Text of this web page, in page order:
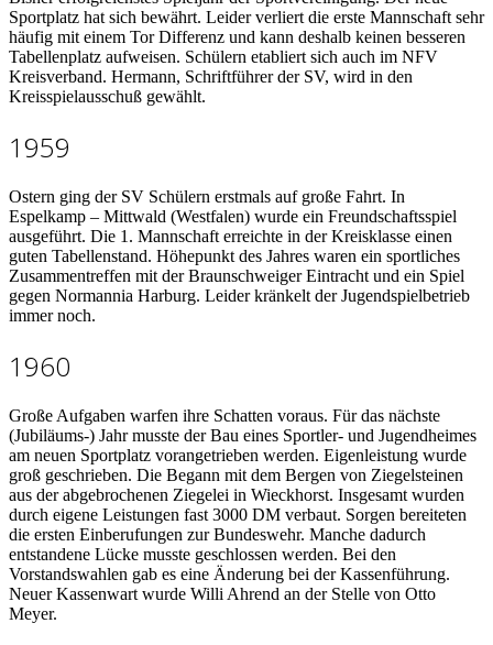
Sportplatz hat sich bewährt. Leider verliert die erste Mannschaft sehr
häufig mit einem Tor Differenz und kann deshalb keinen besseren
Tabellenplatz aufweisen. Schülern etabliert sich auch im NFV
Kreisverband. Hermann, Schriftführer der SV, wird in den
Kreisspielausschuß gewählt.
1959
Ostern ging der SV Schülern erstmals auf große Fahrt. In
Espelkamp – Mittwald (Westfalen) wurde ein Freundschaftsspiel
ausgeführt. Die 1. Mannschaft erreichte in der Kreisklasse einen
guten Tabellenstand. Höhepunkt des Jahres waren ein sportliches
Zusammentreffen mit der Braunschweiger Eintracht und ein Spiel
gegen Normannia Harburg. Leider kränkelt der Jugendspielbetrieb
immer noch.
1960
Große Aufgaben warfen ihre Schatten voraus. Für das nächste
(Jubiläums-) Jahr musste der Bau eines Sportler- und Jugendheimes
am neuen Sportplatz vorangetrieben werden. Eigenleistung wurde
groß geschrieben. Die Begann mit dem Bergen von Ziegelsteinen
aus der abgebrochenen Ziegelei in Wieckhorst. Insgesamt wurden
durch eigene Leistungen fast 3000 DM verbaut. Sorgen bereiteten
die ersten Einberufungen zur Bundeswehr. Manche dadurch
entstandene Lücke musste geschlossen werden. Bei den
Vorstandswahlen gab es eine Änderung bei der Kassenführung.
Neuer Kassenwart wurde Willi Ahrend an der Stelle von Otto
Meyer.